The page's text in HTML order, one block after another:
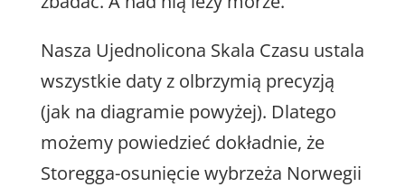
Nasza Ujednolicona Skala Czasu ustala
wszystkie daty z olbrzymią precyzją
(jak na diagramie powyżej). Dlatego
możemy powiedzieć dokładnie, że
Storegga-osunięcie wybrzeża Norwegii